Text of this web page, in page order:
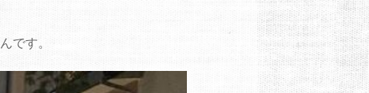
です。